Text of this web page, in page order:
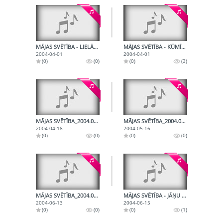
MĀJAS SVĒTĪBA - LIELĀ DIENA
2004-04-01
(0)
(0)
MĀJAS SVĒTĪBA - KŪMĪBAS
2004-04-01
(0)
(3)
MĀJAS SVĒTĪBA_2004.04.18_KŪMĪBAS
2004-04-18
(0)
(0)
MĀJAS SVĒTĪBA_2004.05.16_PAR PIRMO MĪLESTĪBU
2004-05-16
(0)
(0)
MĀJAS SVĒTĪBA_2004.06.13_IELĪGOŠANA
2004-06-13
(0)
(0)
MĀJAS SVĒTĪBA - JĀŅU TRADĪCIJAS
2004-06-15
(0)
(1)